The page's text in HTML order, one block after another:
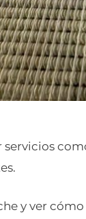
y ver